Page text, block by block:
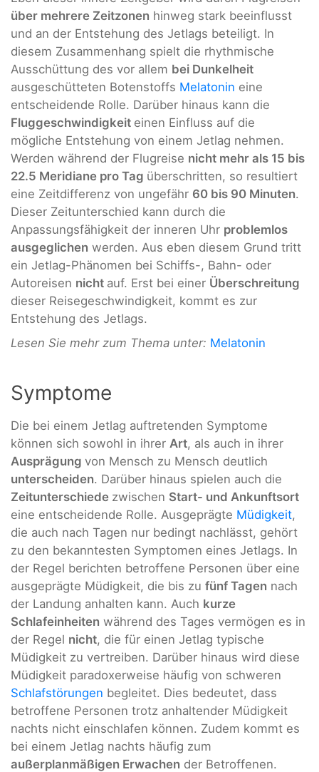
über mehrere Zeitzonen hinweg stark beeinflusst
und an der Entstehung des Jetlags beteiligt. In
diesem Zusammenhang spielt die rhythmische
Ausschüttung des vor allem bei Dunkelheit
ausgeschütteten Botenstoffs Melatonin eine
entscheidende Rolle. Darüber hinaus kann die
Fluggeschwindigkeit einen Einfluss auf die
mögliche Entstehung von einem Jetlag nehmen.
Werden während der Flugreise nicht mehr als 15 bis
22.5 Meridiane pro Tag überschritten, so resultiert
eine Zeitdifferenz von ungefähr 60 bis 90 Minuten.
Dieser Zeitunterschied kann durch die
Anpassungsfähigkeit der inneren Uhr problemlos
ausgeglichen werden. Aus eben diesem Grund tritt
ein Jetlag-Phänomen bei Schiffs-, Bahn- oder
Autoreisen nicht auf. Erst bei einer Überschreitung
dieser Reisegeschwindigkeit, kommt es zur
Entstehung des Jetlags.
Lesen Sie mehr zum Thema unter: Melatonin
Symptome
Die bei einem Jetlag auftretenden Symptome
können sich sowohl in ihrer Art, als auch in ihrer
Ausprägung von Mensch zu Mensch deutlich
unterscheiden. Darüber hinaus spielen auch die
Zeitunterschiede zwischen Start- und Ankunftsort
eine entscheidende Rolle. Ausgeprägte Müdigkeit,
die auch nach Tagen nur bedingt nachlässt, gehört
zu den bekanntesten Symptomen eines Jetlags. In
der Regel berichten betroffene Personen über eine
ausgeprägte Müdigkeit, die bis zu fünf Tagen nach
der Landung anhalten kann. Auch kurze
Schlafeinheiten während des Tages vermögen es in
der Regel nicht, die für einen Jetlag typische
Müdigkeit zu vertreiben. Darüber hinaus wird diese
Müdigkeit paradoxerweise häufig von schweren
Schlafstörungen begleitet. Dies bedeutet, dass
betroffene Personen trotz anhaltender Müdigkeit
nachts nicht einschlafen können. Zudem kommt es
bei einem Jetlag nachts häufig zum
außerplanmäßigen Erwachen der Betroffenen.